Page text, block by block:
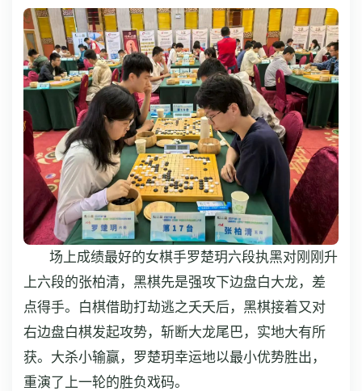
场上成绩最好的女棋手罗楚玥六段执黑对刚刚升
上六段的张柏清，黑棋先是强攻下边盘白大龙，差
点得手。白棋借助打劫逃之夭夭后，黑棋接着又对
右边盘白棋发起攻势，斩断大龙尾巴，实地大有所
获。大杀小输赢，罗楚玥幸运地以最小优势胜出，
重演了上一轮的胜负戏码。